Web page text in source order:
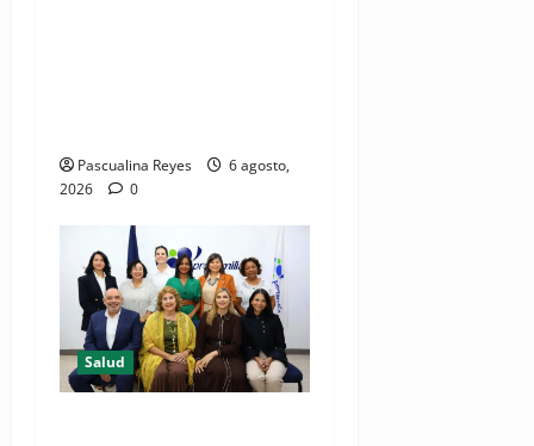
Pascualina Reyes
6 agosto,
2026
0
Salud